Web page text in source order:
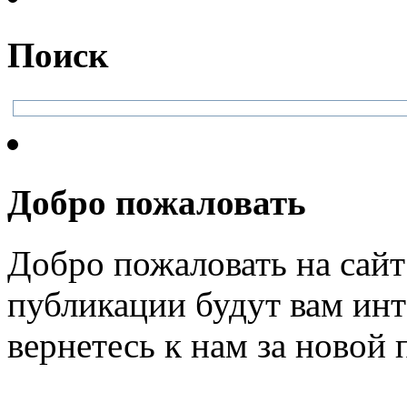
Поиск
Добро пожаловать
Добро пожаловать на
публикации будут вам
вернетесь к нам за